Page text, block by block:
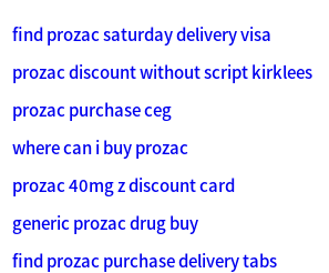
find prozac saturday delivery visa
prozac discount without script kirklees
prozac purchase ceg
where can i buy prozac
prozac 40mg z discount card
generic prozac drug buy
find prozac purchase delivery tabs